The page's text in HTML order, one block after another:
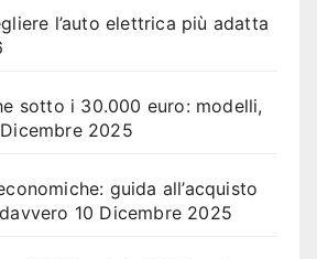
l’auto elettrica più adatta
sotto i 30.000 euro: modelli,
Dicembre 2025
guida all’acquisto
10 Dicembre 2025